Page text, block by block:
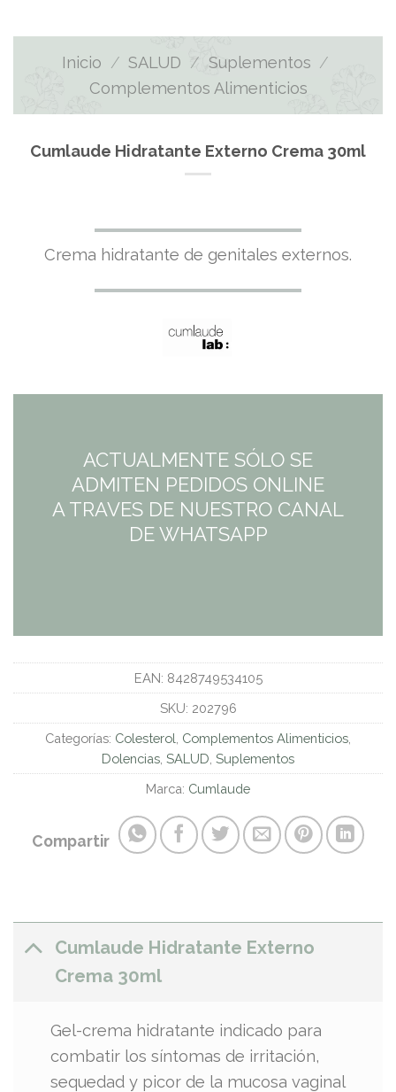
Inicio / SALUD / Suplementos /
Complementos Alimenticios
Cumlaude Hidratante Externo Crema 30ml
Crema hidratante de genitales externos.
ACTUALMENTE SÓLO SE
ADMITEN PEDIDOS ONLINE
A TRAVES DE NUESTRO CANAL
DE WHATSAPP
EAN: 8428749534105
SKU: 202796
Categorías: Colesterol Complementos Alimenticios
Dolencias SALUD Suplementos
Marca: Cumlaude
Compartir
Cumlaude Hidratante Externo
Crema 30ml
Gel-crema hidratante indicado para
combatir los síntomas de irritación,
sequedad y picor de la mucosa vaginal